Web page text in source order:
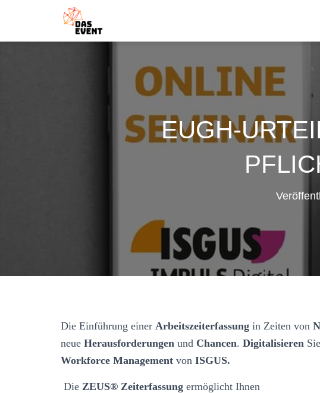
EUGH-
Die Einführung einer Arbeitszeiterfassung in Zeiten von
neue Herausforderungen und Chancen. Digitalisieren
Workforce Management von ISGUS.
Die ZEUS® Zeiterfassung ermöglicht Ihnen